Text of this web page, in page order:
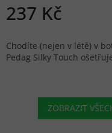
237 Kč
Chodíte (nejen v létě) v
Pedag Silky Touch
ZOBRAZIT